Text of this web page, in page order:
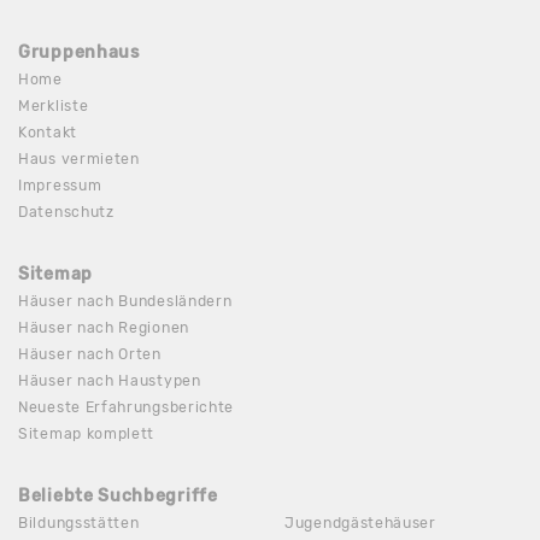
Gruppenhaus
Home
Merkliste
Kontakt
Haus vermieten
Impressum
Datenschutz
Sitemap
Häuser nach Bundesländern
Häuser nach Regionen
Häuser nach Orten
Häuser nach Haustypen
Neueste Erfahrungsberichte
Sitemap komplett
Beliebte Suchbegriffe
Bildungsstätten Jugendgästehäuser